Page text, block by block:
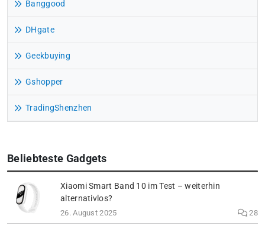
Banggood
DHgate
Geekbuying
Gshopper
TradingShenzhen
Beliebteste Gadgets
Xiaomi Smart Band 10 im Test – weiterhin
alternativlos?
26. August 2025 28